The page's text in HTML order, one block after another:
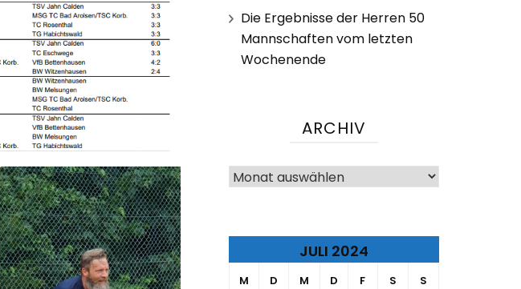
Die Ergebnisse der Herren 50
Mannschaften vom letzten
Wochenende
ARCHIV
Archiv
JULI 2024
M D M D F S S